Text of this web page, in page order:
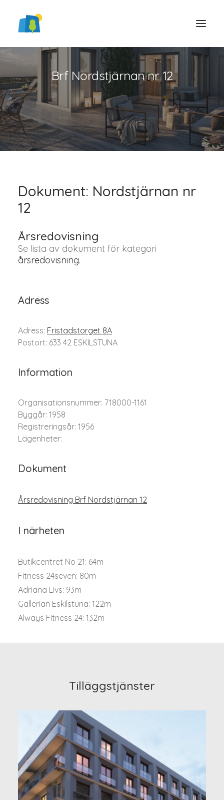
Brf Nordstjärnan nr 12
Dokument: Nordstjärnan nr
12
Årsredovisning
Se lista av dokument för kategori
årsredovisning.
Adress
Adress: Fristadstorget 8A
Postort: 633 42 ESKILSTUNA
Information
Organisationsnummer: 718000-1161
Byggår: 1958
Registreringsår: 1956
Lägenheter:
Dokument
Årsredovisning Brf Nordstjärnan 12
I närheten
Butikcentret No 21: 64m
Fitness 24seven: 80m
Adriana Livs: 93m
Gallerian Eskilstuna: 122m
Always Fitness 24: 132m
Tilläggstjänster